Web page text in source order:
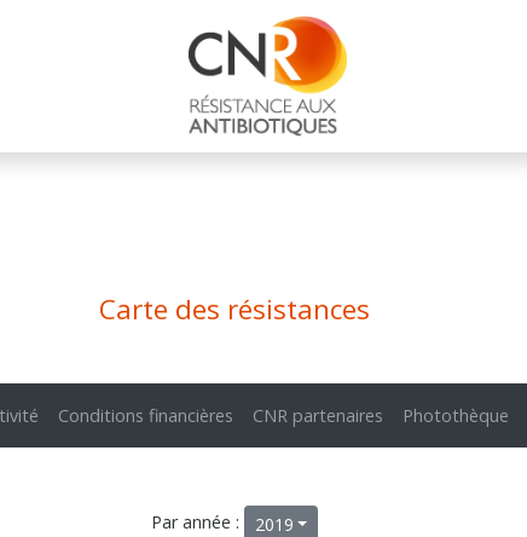
Carte des résistances
Conditions financières CNR partenaires Photothèque
Par année : 2019